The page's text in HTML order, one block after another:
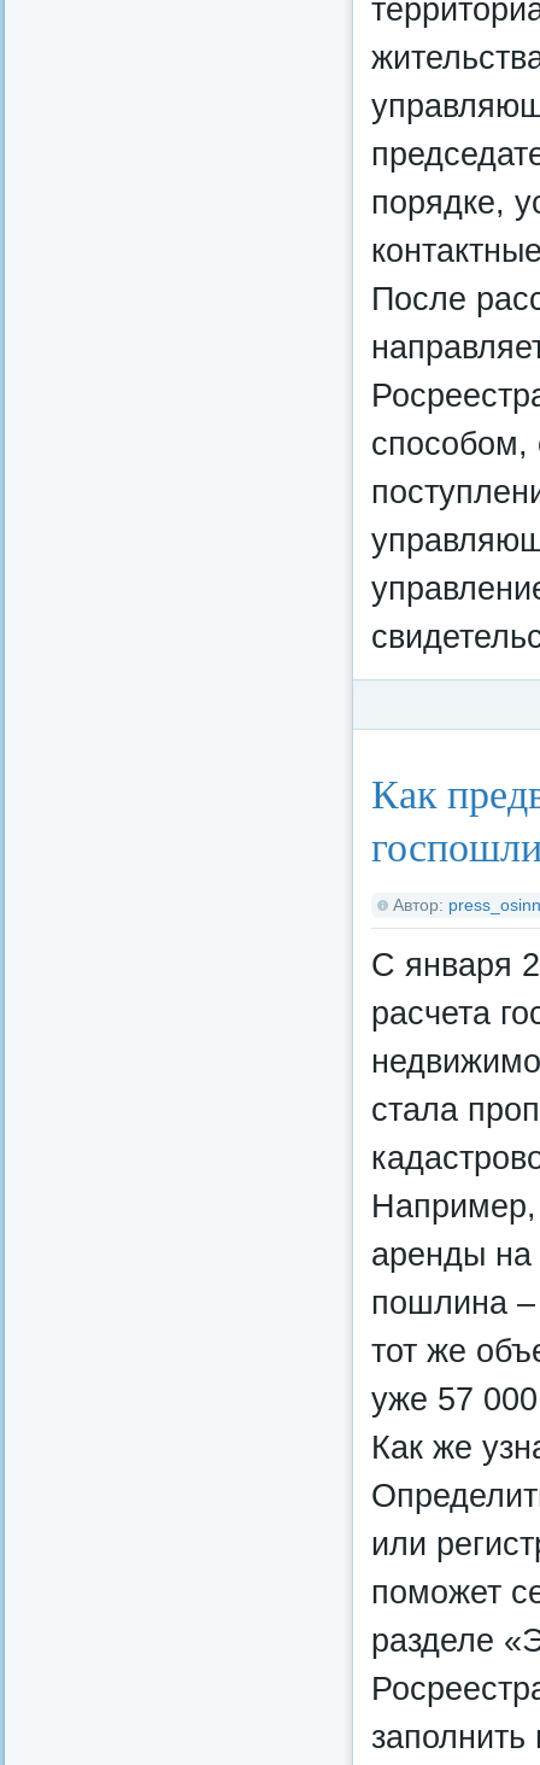
порядке,
После
способом,
Как
Автор:
С января
расчета
стала
Например,
аренды на
пошлина –
тот же
уже 57
Как же
или
поможет
разделе
заполнить